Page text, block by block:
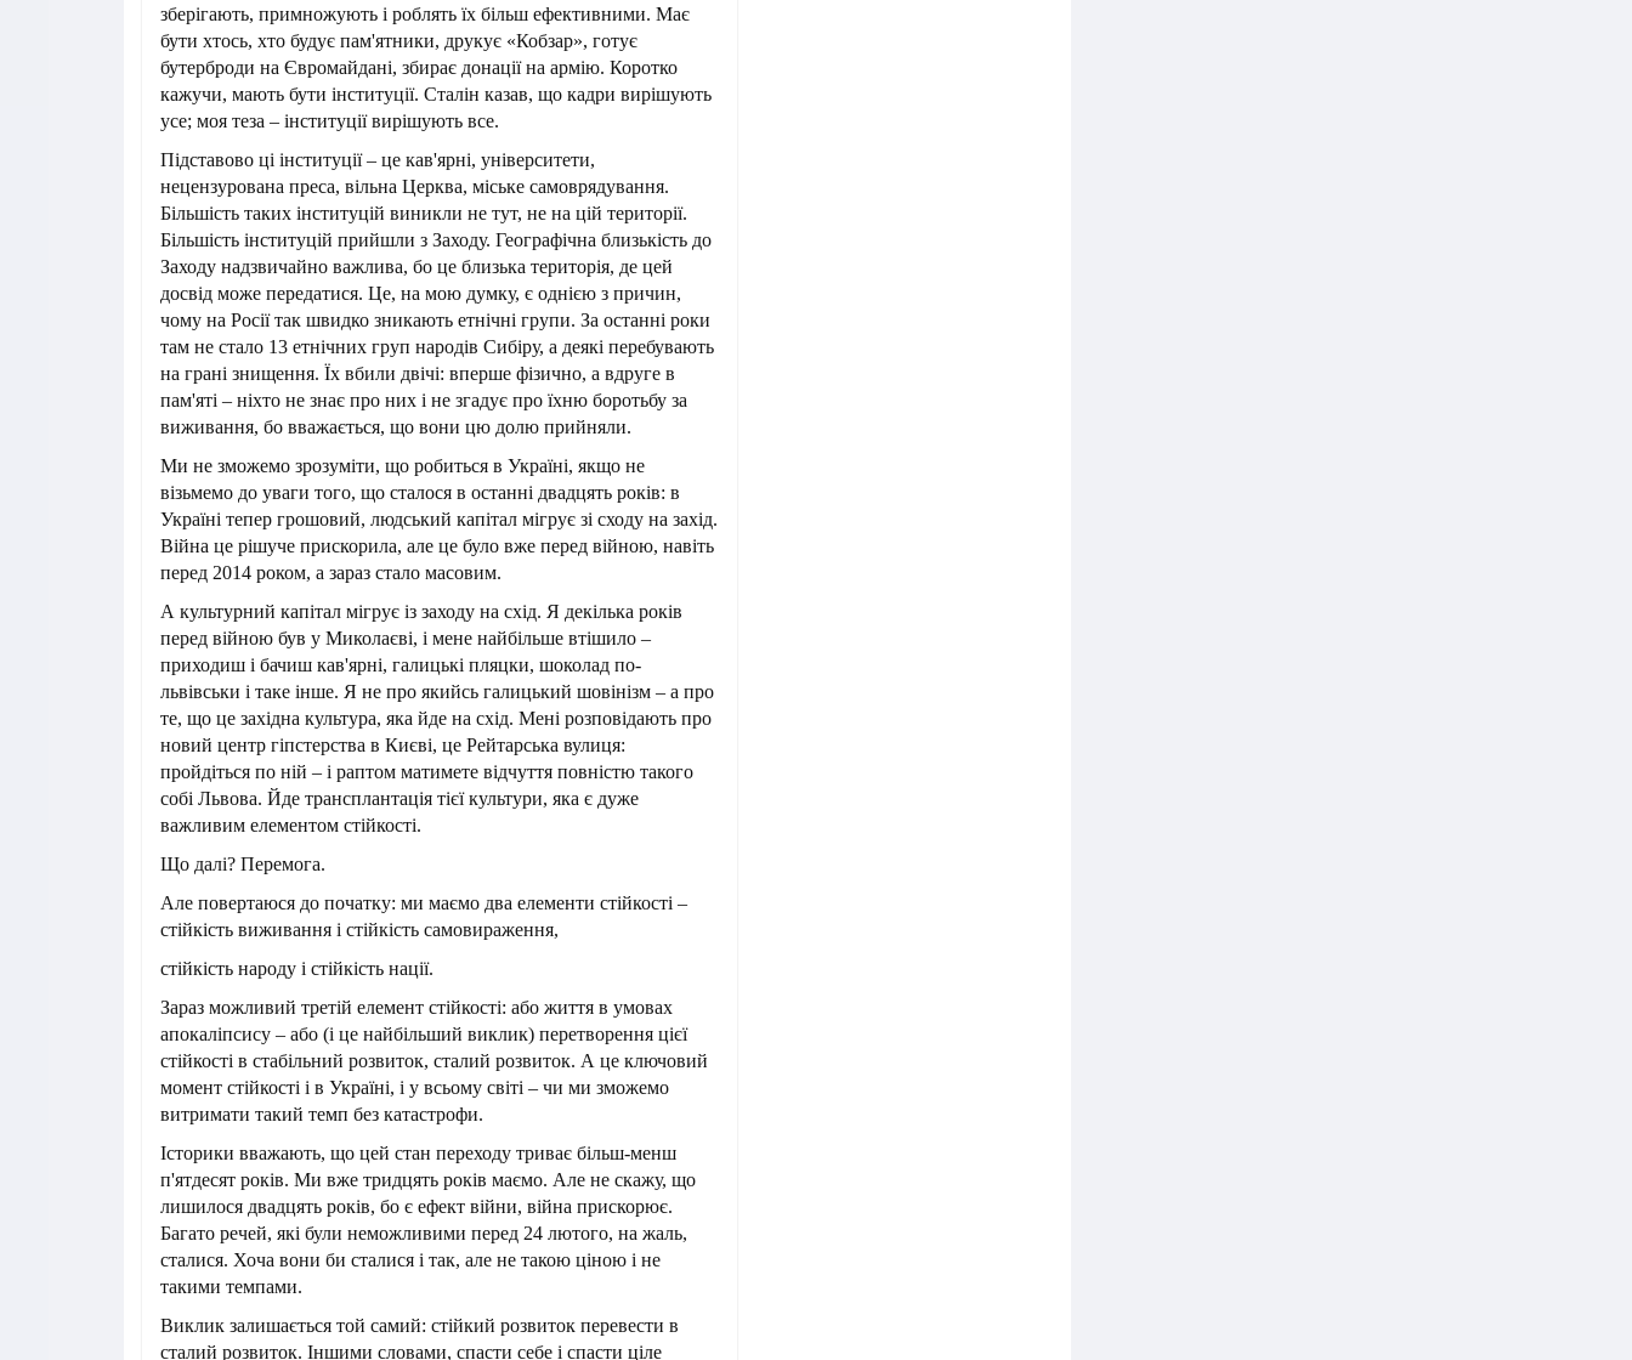
зберігають, примножують і роблять їх більш ефективними. Має
бути хтось, хто будує пам'ятники, друкує «Кобзар», готує
бутерброди на Євромайдані, збирає донації на армію. Коротко
кажучи, мають бути інституції. Сталін казав, що кадри вирішують
усе; моя теза – інституції вирішують все.
Підставово ці інституції – це кав'ярні, університети,
нецензурована преса, вільна Церква, міське самоврядування.
Більшість таких інституцій виникли не тут, не на цій території.
Більшість інституцій прийшли з Заходу. Географічна близькість до
Заходу надзвичайно важлива, бо це близька територія, де цей
досвід може передатися. Це, на мою думку, є однією з причин,
чому на Росії так швидко зникають етнічні групи. За останні роки
там не стало 13 етнічних груп народів Сибіру, а деякі перебувають
на грані знищення. Їх вбили двічі: вперше фізично, а вдруге в
пам'яті – ніхто не знає про них і не згадує про їхню боротьбу за
виживання, бо вважається, що вони цю долю прийняли.
Ми не зможемо зрозуміти, що робиться в Україні, якщо не
візьмемо до уваги того, що сталося в останні двадцять років: в
Україні тепер грошовий, людський капітал мігрує зі сходу на захід.
Війна це рішуче прискорила, але це було вже перед війною, навіть
перед 2014 роком, а зараз стало масовим.
А культурний капітал мігрує із заходу на схід. Я декілька років
перед війною був у Миколаєві, і мене найбільше втішило –
приходиш і бачиш кав'ярні, галицькі пляцки, шоколад по-
львівськи і таке інше. Я не про якийсь галицький шовінізм – а про
те, що це західна культура, яка йде на схід. Мені розповідають про
новий центр гіпстерства в Києві, це Рейтарська вулиця:
пройдіться по ній – і раптом матимете відчуття повністю такого
собі Львова. Йде трансплантація тієї культури, яка є дуже
важливим елементом стійкості.
Що далі? Перемога.
Але повертаюся до початку: ми маємо два елементи стійкості –
стійкість виживання і стійкість самовираження,
стійкість народу і стійкість нації.
Зараз можливий третій елемент стійкості: або життя в умовах
апокаліпсису – або (і це найбільший виклик) перетворення цієї
стійкості в стабільний розвиток, сталий розвиток. А це ключовий
момент стійкості і в Україні, і у всьому світі – чи ми зможемо
витримати такий темп без катастрофи.
Історики вважають, що цей стан переходу триває більш-менш
п'ятдесят років. Ми вже тридцять років маємо. Але не скажу, що
лишилося двадцять років, бо є ефект війни, війна прискорює.
Багато речей, які були неможливими перед 24 лютого, на жаль,
сталися. Хоча вони би сталися і так, але не такою ціною і не
такими темпами.
Виклик залишається той самий: стійкий розвиток перевести в
сталий розвиток. Іншими словами, спасти себе і спасти ціле